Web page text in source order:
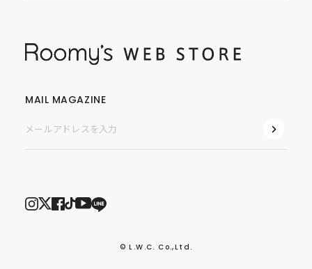
MAIL MAGAZINE
© L.W.C. Co.,Ltd.